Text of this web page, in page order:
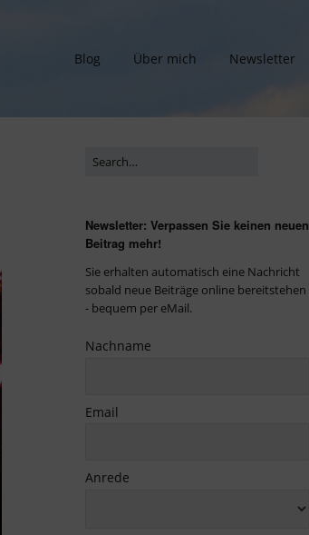
Blog Über mich Newsletter
Newsletter: Verpassen Sie keinen neuen
Beitrag mehr!
Sie erhalten automatisch eine Nachricht
sobald neue Beiträge online bereitstehen
- bequem per eMail.
Nachname
Email
Anrede